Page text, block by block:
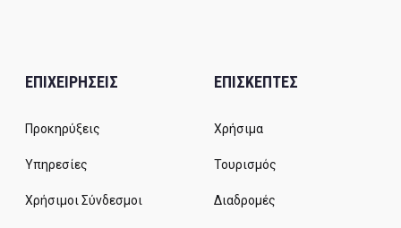
ΕΠΙΧΕΙΡΗΣΕΙΣ
Προκηρύξεις
Υπηρεσίες
Χρήσιμοι Σύνδεσμοι
ΕΠΙΣΚΕΠΤΕΣ
Χρήσιμα
Τουρισμός
Διαδρομές